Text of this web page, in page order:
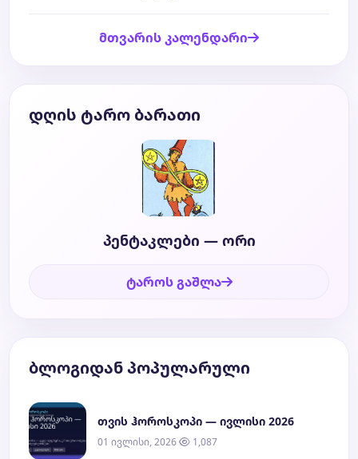
მთვარის კალენდარი
დღის ტარო ბარათი
პენტაკლები — ორი
ტაროს გაშლა
ბლოგიდან პოპულარული
თვის ჰოროსკოპი — ივლისი 2026
01 ივლისი, 2026 1,087